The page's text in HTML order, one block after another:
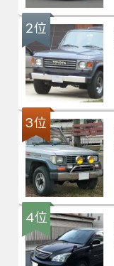
2位
3位
4位